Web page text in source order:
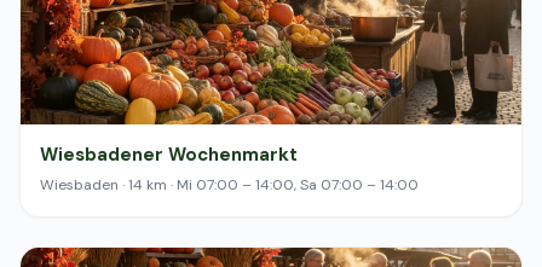
Wiesbadener Wochenmarkt
Wiesbaden · 14 km · Mi 07:00 – 14:00, Sa 07:00 – 14:00